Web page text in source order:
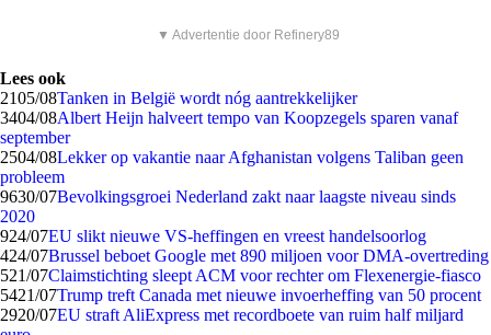
▼ Advertentie door Refinery89
Lees ook
2105/08Tanken in België wordt nóg aantrekkelijker
3404/08Albert Heijn halveert tempo van Koopzegels sparen vanaf
september
2504/08Lekker op vakantie naar Afghanistan volgens Taliban geen
probleem
9630/07Bevolkingsgroei Nederland zakt naar laagste niveau sinds
2020
924/07EU slikt nieuwe VS-heffingen en vreest handelsoorlog
424/07Brussel beboet Google met 890 miljoen voor DMA-overtreding
521/07Claimstichting sleept ACM voor rechter om Flexenergie-fiasco
5421/07Trump treft Canada met nieuwe invoerheffing van 50 procent
2920/07EU straft AliExpress met recordboete van ruim half miljard